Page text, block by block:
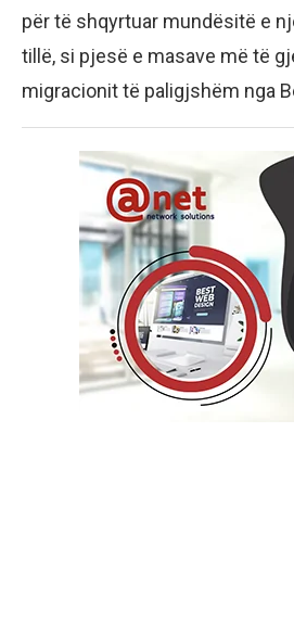
për të shqyrtuar mundësitë e
tillë, si pjesë e masave më të
migracionit të paligjshëm nga